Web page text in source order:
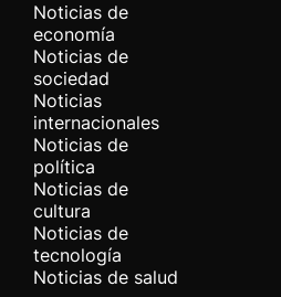
Noticias de
economía
Noticias de
sociedad
Noticias
internacionales
Noticias de
política
Noticias de
cultura
Noticias de
tecnología
Noticias de salud